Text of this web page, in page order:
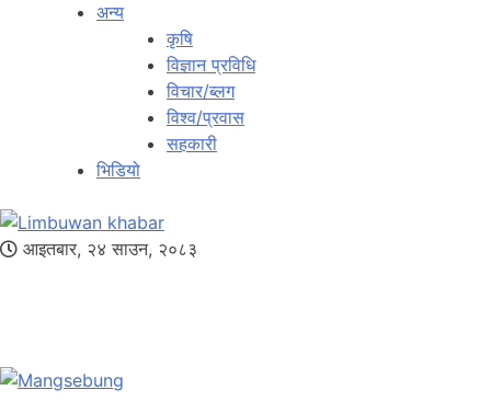
अन्य
कृषि
विज्ञान प्रविधि
विचार/ब्लग
विश्व/प्रवास
सहकारी
भिडियो
आइतबार, २४ साउन, २०८३